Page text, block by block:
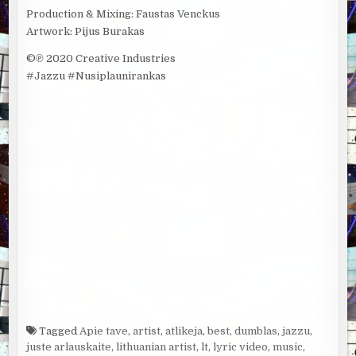
Production & Mixing: Faustas Venckus
Artwork: Pijus Burakas
©℗ 2020 Creative Industries
#Jazzu #Nusiplaunirankas
TaggedApie tave,artist,atlikeja,best,dumblas,jazzu,
juste arlauskaite,lithuanian artist,lt,lyric video,music,